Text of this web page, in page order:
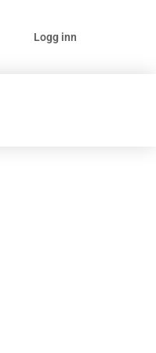
Logg inn